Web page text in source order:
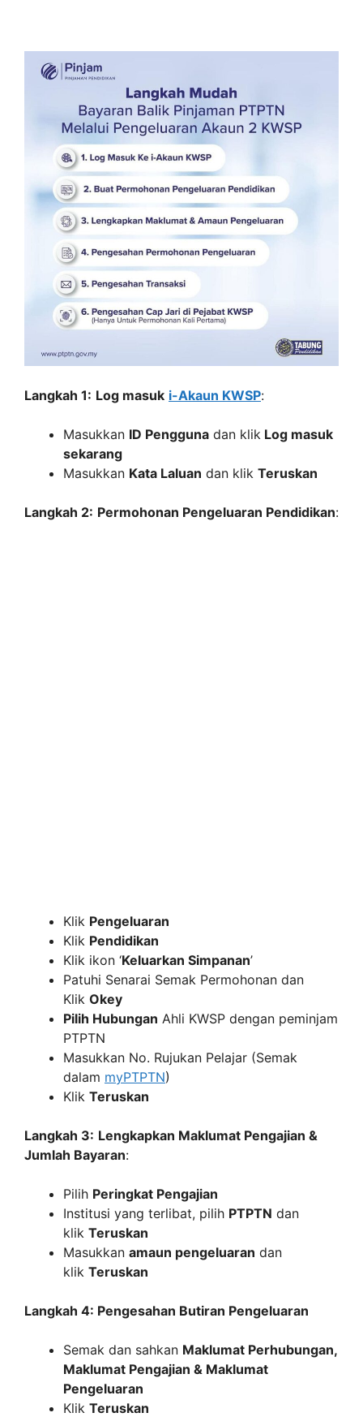
Langkah 1: Log masuk i-Akaun KWSP​:
Masukkan ID Pengguna dan klik Log masuk
sekarang
Masukkan Kata Laluan dan klik Teruskan
Langkah 2: Permohonan Pengeluaran Pendidikan:
Klik Pengeluaran
Klik Pendidikan
Klik ikon ‘Keluarkan Simpanan’
Patuhi Senarai Semak Permohonan dan
Klik Okey
Pilih Hubungan Ahli KWSP dengan peminjam
PTPTN
Masukkan No. Rujukan Pelajar (Semak
dalam myPTPTN)
Klik Teruskan
Langkah 3: Lengkapkan Maklumat Pengajian &
Jumlah Bayaran:
Pilih Peringkat Pengajian
Institusi yang terlibat, pilih PTPTN dan
klik Teruskan
Masukkan amaun pengeluaran dan
klik Teruskan
Langkah 4: Pengesahan Butiran Pengeluaran
Semak dan sahkan Maklumat Perhubungan,
Maklumat Pengajian & Maklumat
Pengeluaran
Klik Teruskan